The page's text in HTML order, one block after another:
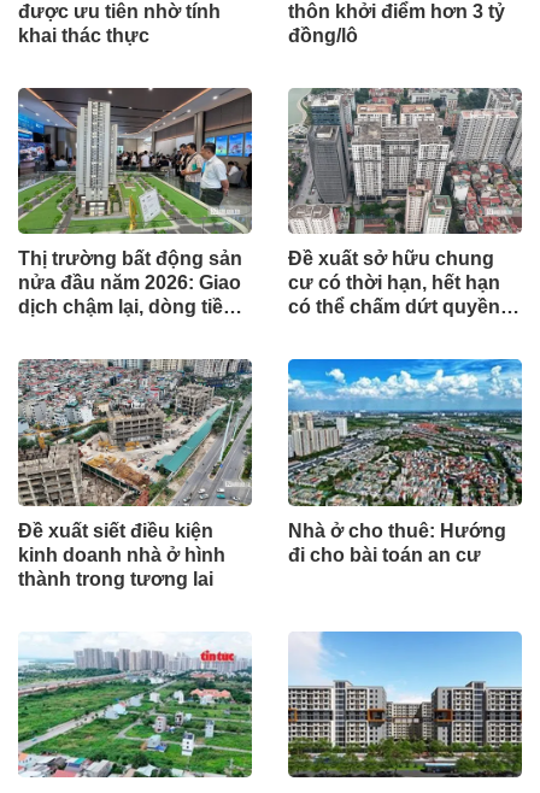
được ưu tiên nhờ tính
khai thác thực
thôn khởi điểm hơn 3 tỷ
đồng/lô
Thị trường bất động sản
nửa đầu năm 2026: Giao
dịch chậm lại, dòng tiền
trị thực
Đề xuất sở hữu chung
cư có thời hạn, hết hạn
có thể chấm dứt quyền
Đề xuất siết điều kiện
kinh doanh nhà ở hình
thành trong tương lai
Nhà ở cho thuê: Hướng
đi cho bài toán an cư